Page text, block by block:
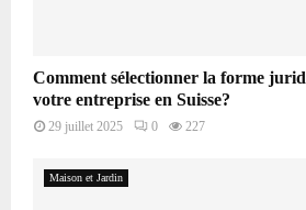
Comment sélectionner la forme
votre entreprise en Suisse?
29 juillet 2025 0 227
Maison et Jardin